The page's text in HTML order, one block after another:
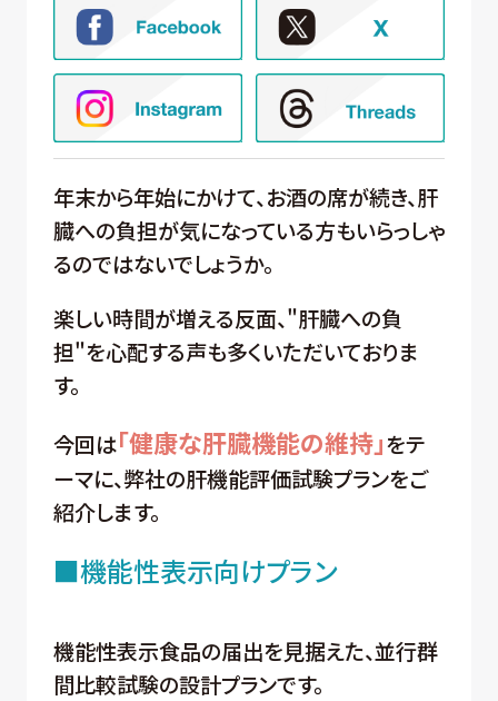
年末から年始にかけて、お酒の席が続き、肝
臓への負担が気になっている方もいらっしゃ
るのではないでしょうか。
楽しい時間が増える反面、"肝臓への負
担"を心配する声も多くいただいておりま
す。
今回は「健康な肝臓機能の維持」をテ
ーマに、弊社の肝機能評価試験プランをご
紹介します。
■機能性表示向けプラン
機能性表示食品の届出を見据えた、並行群
間比較試験の設計プランです。